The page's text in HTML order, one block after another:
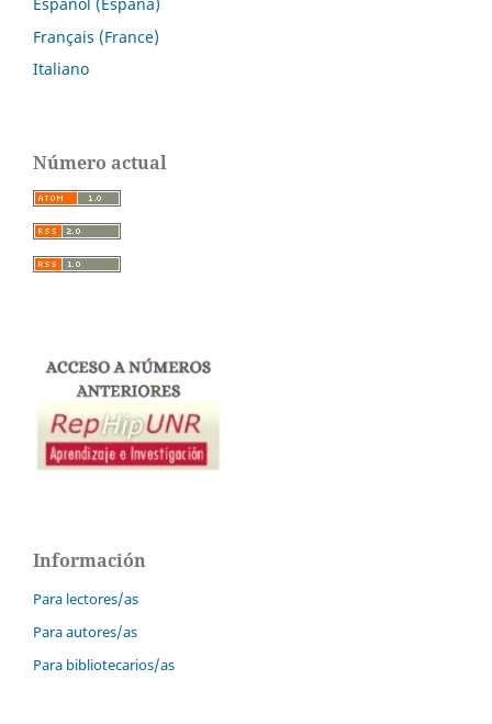
Français (France)
Italiano
Número actual
Información
Para lectores/as
Para autores/as
Para bibliotecarios/as